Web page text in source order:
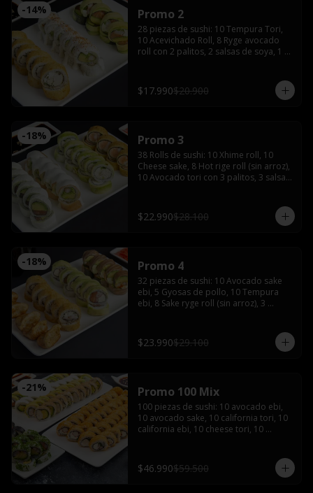
-14% Promo 2
28 piezas de sushi: 10 Tempura Tori,
10 Acevichado Roll, 8 Ryge avocado
roll con 2 palitos, 2 salsas de soya, 1
$17.990$20.900
-18% Promo 3
38 Rolls de sushi: 10 Xhime roll, 10
Cheese sake, 8 Hot rige roll (sin arroz),
10 Avocado tori con 3 palitos, 3 salsas
$22.990$28.100
-18% Promo 4
32 piezas de sushi: 10 Avocado sake
ebi, 5 Gyosas de pollo, 10 Tempura
ebi, 8 Sake ryge roll (sin arroz), 3
1.5 Litros
$23.990$29.100
-21% Promo 100 Mix
100 piezas de sushi: 10 avocado ebi,
10 avocado sake, 10 california tori, 10
california ebi, 10 cheese tori, 10
palitos, 6 salsas de soya, 4 salsas
teriyaki,2 wasabi y 2 jengibres
$46.990$59.500